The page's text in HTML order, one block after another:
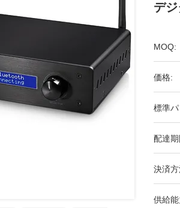
デ
MOQ:
価格:
標準
配達
決済
供給